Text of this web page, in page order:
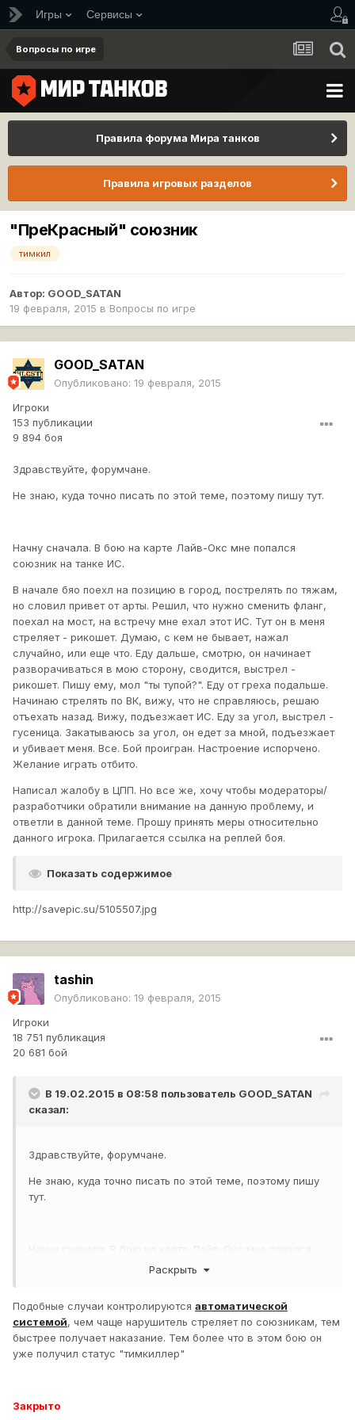
Игры Сервисы
Вопросы по игре
Правила форума Мира танков
Правила игровых разделов
"ПреКрасный" союзник
тимкил
Автор: GOOD_SATAN
19 февраля, 2015 в Вопросы по игре
GOOD_SATAN
Опубликовано: 19 февраля, 2015
Игроки
153 публикации
9 894 боя
Здравствуйте, форумчане.
Не знаю, куда точно писать по этой теме, поэтому пишу тут.
Начну сначала. В бою на карте Лайв-Окс мне попался
союзник на танке ИС.
В начале бяо поехл на позицию в город, пострелять по тяжам,
но словил привет от арты. Решил, что нужно сменить фланг,
поехал на мост, на встречу мне ехал этот ИС. Тут он в меня
стреляет - рикошет. Думаю, с кем не бывает, нажал
случайно, или еще что. Еду дальше, смотрю, он начинает
разворачиваться в мою сторону, сводится, выстрел -
рикошет. Пишу ему, мол "ты тупой?". Еду от греха подальше.
Начинаю стрелять по ВК, вижу, что не справляюсь, решаю
отъехать назад. Вижу, подъезжает ИС. Еду за угол, выстрел -
гусеница. Закатываюсь за угол, он едет за мной, подъезжает
и убивает меня. Все. Бой проигран. Настроение испорчено.
Желание играть отбито.
Написал жалобу в ЦПП. Но все же, хочу чтобы модераторы/
разработчики обратили внимание на данную проблему, и
ответли в данной теме. Прошу принять меры относительно
данного игрока. Прилагается ссылка на реплей боя.
Показать содержимое
http://savepic.su/5105507.jpg
tashin
Опубликовано: 19 февраля, 2015
Игроки
18 751 публикация
20 681 бой
В 19.02.2015 в 08:58 пользователь GOOD_SATAN
сказал:
Здравствуйте, форумчане.
Не знаю, куда точно писать по этой теме, поэтому пишу
тут.
тяжам, но словил привет от арты. Решил, что нужно
сменить фланг, поехал на мост, на встречу мне ехал этот
ИС. Тут он в меня стреляет - рикошет. Думаю, с кем не
бывает, нажал случайно, или еще что. Еду дальше,
Начинаю стрелять по ВК, вижу, что не справляюсь,
Раскрыть
Подобные случаи контролируются автоматической
системой, чем чаще нарушитель стреляет по союзникам, тем
быстрее получает наказание. Тем более что в этом бою он
уже получил статус "тимкиллер"
Закрыто